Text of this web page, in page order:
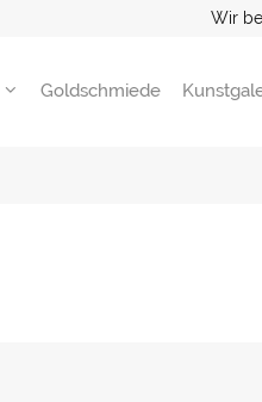
Wir
Goldschmiede